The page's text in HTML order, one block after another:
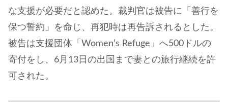
な支援が必要だと認めた。裁判官は被告に「善行を
保つ誓約」を命じ、再犯時は再告訴されるとした。
被告は支援団体「Women’s Refuge」へ500ドルの
寄付をし、6月13日の出国まで妻との旅行継続を許
可された。